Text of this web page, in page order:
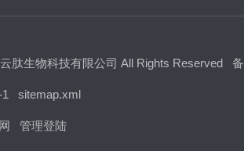
肽生物科技有限公司 All Rights Reserved
sitemap.xml
管理登陆